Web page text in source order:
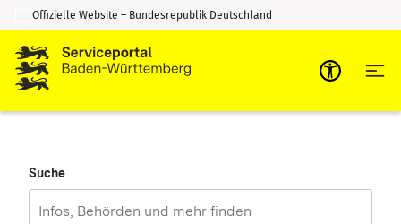
Zum Inhalt springen
Zur Suche springen
Offizielle Website – Bundesrepublik Deutschland
Suche